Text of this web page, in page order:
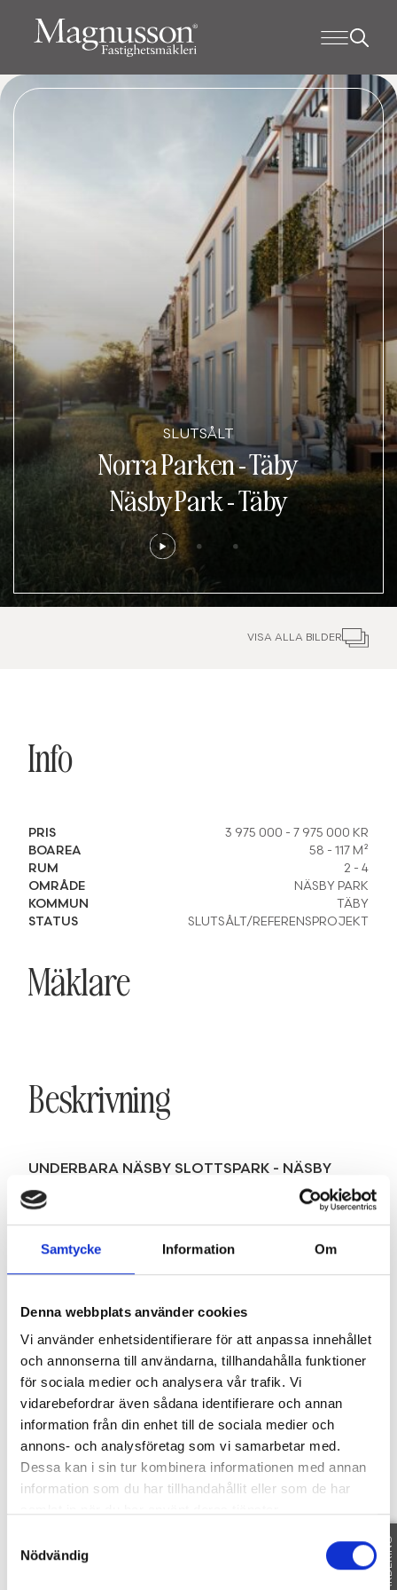
Samtycke Information Om
Denna webbplats använder cookies
Vi använder enhetsidentifierare för att anpassa innehållet
och annonserna till användarna, tillhandahålla funktioner
för sociala medier och analysera vår trafik. Vi
vidarebefordrar även sådana identifierare och annan
information från din enhet till de sociala medier och
annons- och analysföretag som vi samarbetar med.
Dessa kan i sin tur kombinera informationen med annan
information som du har tillhandahållit eller som de har
Nödvändig
SLUTSÅLT
Norra Parken - Täby
Näsby Park-Täby
VISA ALLA BILDER
Info
PRIS 3 975 000 - 7 975 000 KR
BOAREA
58 - 117 M²
RUM
2 - 4
OMRÅDE
NÄSBY PARK
KOMMUN
TÄBY
STATUS
SLUTSÅLT/REFERENSPROJEKT
Mäklare
Beskrivning
UNDERBARA NÄSBY SLOTTSPARK - NÄSBY
PARK
bostäder om 2-6 rok varav 8 parhus. Norra Parken
uppfördes precis intill slottet och dess vackra
undersköna promenader såväl som till
kommunikationer blev detta ett unikt och
eftertraktat boende.
Den varierade bebyggelsen är grupperad i två
tydliga kvarter och består av bostadshus i
tvåvåningsskala med vindsvåningar och parhus i
två plan. Balkonger, terrasser, burspråk och intima
uteplatser mellan husen går naturen till mötes.
Villastadens karaktär förstärks av fristående
förrådsbyggnader som placeras parvis och skapar
körsbärsträd skapas ett generöst gemensamt